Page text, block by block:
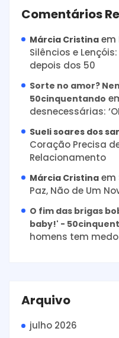
Comentários
Márcia Cristina em
Silêncios e
depois dos 50
Sorte no amor?
50cinquentando
desnecessárias:
Sueli soares dos
Coração Precisa
Relacionamento
Márcia Cristina em
Paz, Não de Um
O fim das brigas
baby!' -
homens tem
Arquivo
julho 2026